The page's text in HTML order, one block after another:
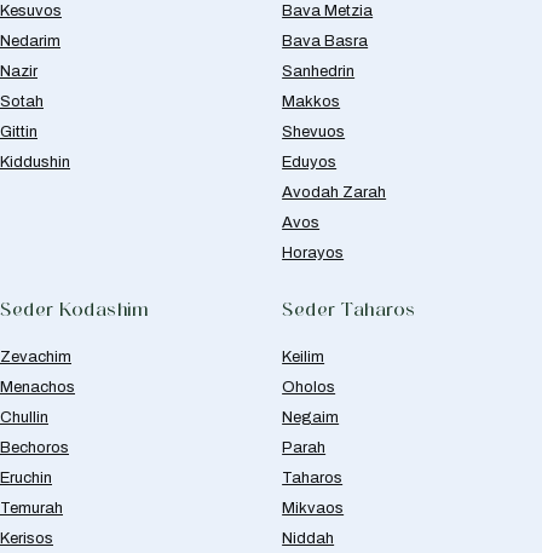
Kesuvos
Nedarim
Nazir
Sotah
Gittin
Kiddushin
Bava Metzia
Bava Basra
Sanhedrin
Makkos
Shevuos
Eduyos
Avodah Zarah
Avos
Horayos
Seder Kodashim
Zevachim
Menachos
Chullin
Bechoros
Eruchin
Temurah
Kerisos
Seder Taharos
Keilim
Oholos
Negaim
Parah
Taharos
Mikvaos
Niddah